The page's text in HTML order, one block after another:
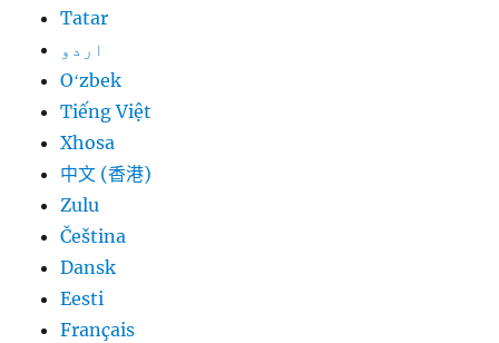
Tatar
اردو
Oʻzbek
Tiếng Việt
Xhosa
中文 (香港)
Zulu
Čeština
Dansk
Eesti
Français